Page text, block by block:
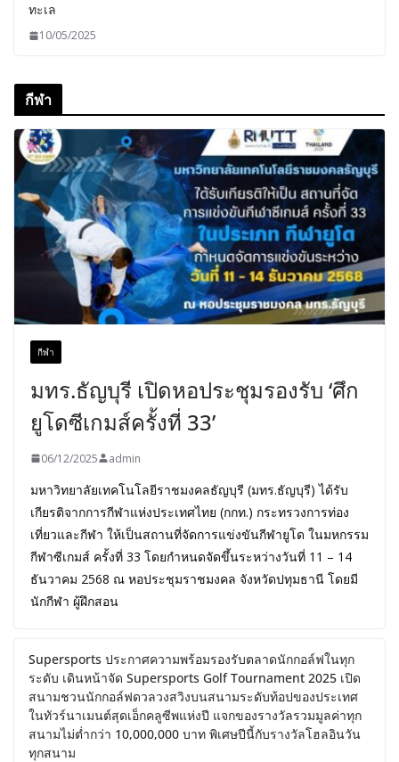
ทะเล
10/05/2025
กีฬา
กีฬา
มทร.ธัญบุรี เปิดหอประชุมรองรับ ‘ศึก
ยูโดซีเกมส์ครั้งที่ 33’
06/12/2025 admin
มหาวิทยาลัยเทคโนโลยีราชมงคลธัญบุรี (มทร.ธัญบุรี) ได้รับ
เกียรติจากการกีฬาแห่งประเทศไทย (กกท.) กระทรวงการท่อง
เที่ยวและกีฬา ให้เป็นสถานที่จัดการแข่งขันกีฬายูโด ในมหกรรม
กีฬาซีเกมส์ ครั้งที่ 33 โดยกำหนดจัดขึ้นระหว่างวันที่ 11 – 14
ธันวาคม 2568 ณ หอประชุมราชมงคล จังหวัดปทุมธานี โดยมี
นักกีฬา ผู้ฝึกสอน
Supersports ประกาศความพร้อมรองรับตลาดนักกอล์ฟในทุก
ระดับ เดินหน้าจัด Supersports Golf Tournament 2025 เปิด
สนามชวนนักกอล์ฟดวลวงสวิงบนสนามระดับท้อปของประเทศ
ในทัวร์นาเมนต์สุดเอ็กคลูซีพแห่งปี แจกของรางวัลรวมมูลค่าทุก
สนามไม่ต่ำกว่า 10,000,000 บาท พิเศษปีนี้กับรางวัลโฮลอินวัน
ทุกสนาม